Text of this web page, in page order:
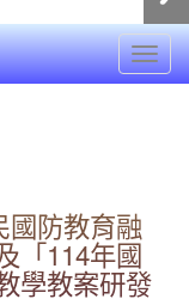
國防教育融
「114年國
學教案研發